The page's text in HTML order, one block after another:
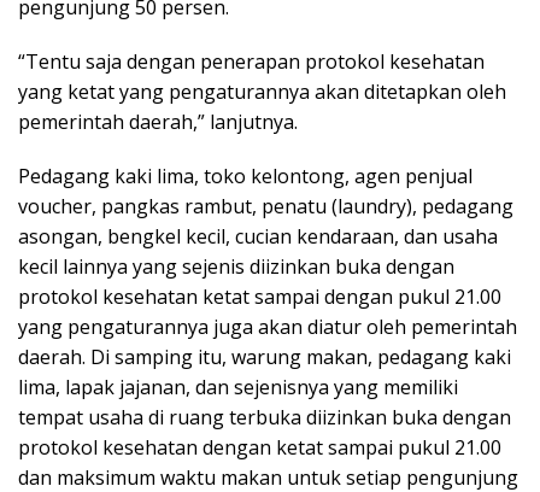
pengunjung 50 persen.
“Tentu saja dengan penerapan protokol kesehatan
yang ketat yang pengaturannya akan ditetapkan oleh
pemerintah daerah,” lanjutnya.
Pedagang kaki lima, toko kelontong, agen penjual
voucher, pangkas rambut, penatu (laundry), pedagang
asongan, bengkel kecil, cucian kendaraan, dan usaha
kecil lainnya yang sejenis diizinkan buka dengan
protokol kesehatan ketat sampai dengan pukul 21.00
yang pengaturannya juga akan diatur oleh pemerintah
daerah. Di samping itu, warung makan, pedagang kaki
lima, lapak jajanan, dan sejenisnya yang memiliki
tempat usaha di ruang terbuka diizinkan buka dengan
protokol kesehatan dengan ketat sampai pukul 21.00
dan maksimum waktu makan untuk setiap pengunjung